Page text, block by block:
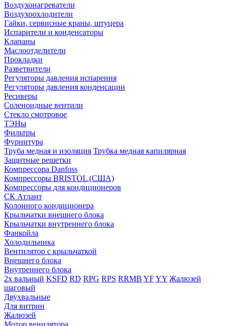
Воздухонагреватели
Воздухоохлодители
Гайки, сервисные краны, штуцера
Испарители и конденсаторы
Клапаны
Маслоотделители
Прокладки
Разветвители
Регуляторы давления испарения
Регуляторы давления конденсации
Ресиверы
Соленоидные вентили
Стекло смотровое
ТЭНы
Фильтры
Фурнитура
Труба медная и изоляция Трубка медная капилярная
Защитные решетки
Компрессора Danfoss
Компрессоры BRISTOL (США)
Компрессоры для кондиционеров
СК Атлант
Колонного кондиционера
Крыльчатки внешнего блока
Крыльчатки внутреннего блока
Фанкойла
Холодильника
Вентилятор с крыльчаткой
Внешнего блока
Внутреннего блока
2х вальный KSFD RD RPG RPS RRMB YFYY Жалюзей
шаговый
Двухвальные
Для витрин
Жалюзей
Мотор венилятора